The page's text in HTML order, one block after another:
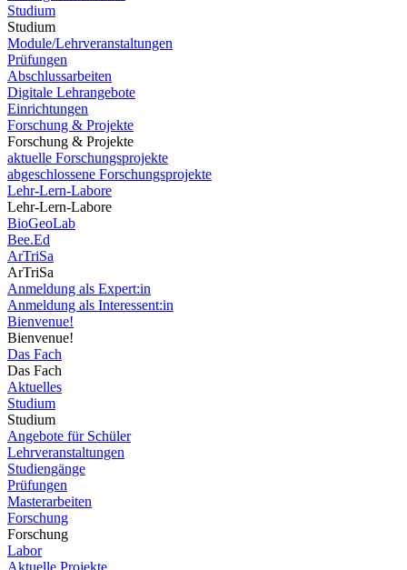
Studium
Studium
Module/Lehrveranstaltungen
Prüfungen
Abschlussarbeiten
Digitale Lehrangebote
Einrichtungen
Forschung & Projekte
Forschung & Projekte
aktuelle Forschungsprojekte
abgeschlossene Forschungsprojekte
Lehr-Lern-Labore
Lehr-Lern-Labore
BioGeoLab
Bee.Ed
ArTriSa
ArTriSa
Anmeldung als Expert:in
Anmeldung als Interessent:in
Bienvenue!
Bienvenue!
Das Fach
Das Fach
Aktuelles
Studium
Studium
Angebote für Schüler
Lehrveranstaltungen
Studiengänge
Prüfungen
Masterarbeiten
Forschung
Forschung
Labor
Aktuelle Projekte